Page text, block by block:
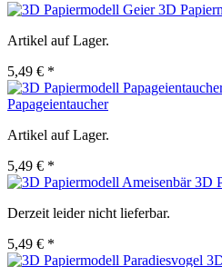
3D
Artikel auf Lager.
5,49 € *
Papageientaucher
Artikel auf Lager.
5,49 € *
3D
Derzeit leider nicht lieferbar.
5,49 € *